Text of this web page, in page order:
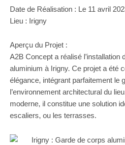
Date de Réalisation : Le 11 avril
Lieu : Irigny
Aperçu du Projet :
A2B Concept a réalisé l’installation
aluminium à Irigny. Ce projet a été
élégance, intégrant parfaitement le
l’environnement architectural du
moderne, il constitue une solution
escaliers, ou les terrasses.